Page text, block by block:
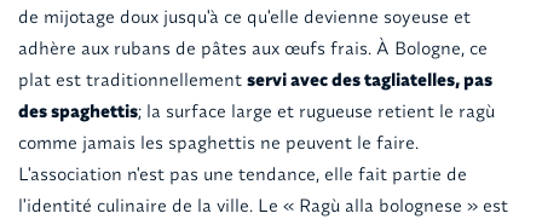
de mijotage doux jusqu'à ce qu'elle devienne soyeuse et
adhère aux rubans de pâtes aux œufs frais. À Bologne, ce
plat est traditionnellement servi avec des tagliatelles, pas
des spaghettis; la surface large et rugueuse retient le ragù
comme jamais les spaghettis ne peuvent le faire.
L'association n'est pas une tendance, elle fait partie de
l'identité culinaire de la ville. Le « Ragù alla bolognese » est